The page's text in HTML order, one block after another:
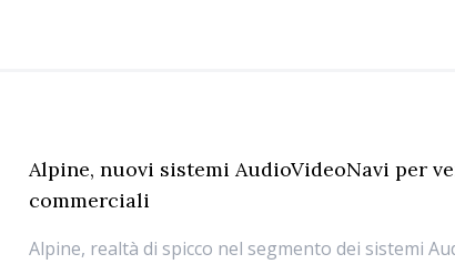
Alpine, nuovi sistemi AudioVideoNavi per
commerciali
Alpine, realtà di spicco nel segmento dei sistemi